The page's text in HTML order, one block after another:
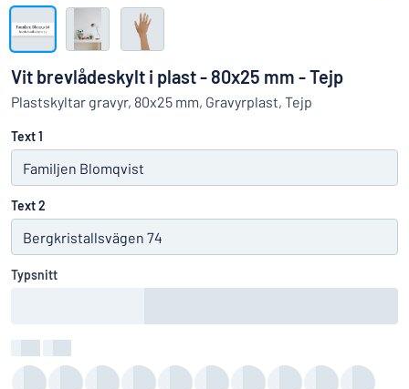
Hittar du inte det du söker? Börja designa din skylt
Visa alla kategorier
Logga
in
Kundservice
Privatperson / Företag
Vit brevlådeskylt i plast - 80x25 mm - Tejp
Plastskyltar gravyr, 80x25 mm, Gravyrplast, Tejp
Text 1
Text 2
Typsnitt